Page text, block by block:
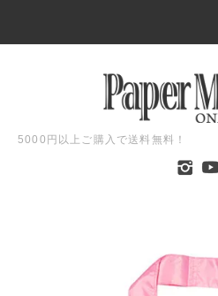
5000円以上ご購入で送料無料！